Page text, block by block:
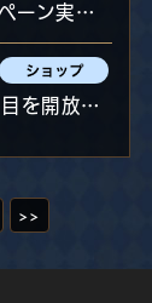
最大で23個増量！雫玉ボーナスキャンペーン実施中！
[アイテムガチャ]特殊装備の2スロット目を開放する「伝説の装飾具」限定登場＆特別セール！
>>